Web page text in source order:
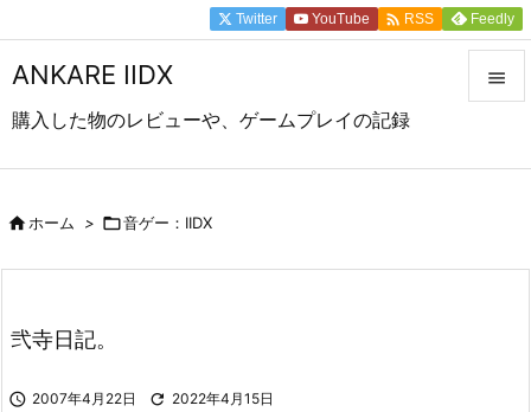
ANKARE IIDX
購入した物のレビューや、ゲームプレイの記録

Twitter YouTube  RSS Feedly
ホーム > 音ゲー：IIDX
弐寺日記。
 2007年4月22日  2022年4月15日